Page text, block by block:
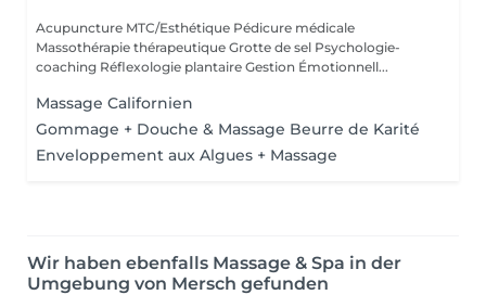
Acupuncture MTC/Esthétique Pédicure médicale
Massothérapie thérapeutique Grotte de sel Psychologie-
coaching Réflexologie plantaire Gestion Émotionnell...
Massage Californien
Gommage + Douche & Massage Beurre de Karité
Enveloppement aux Algues + Massage
Wir haben ebenfalls Massage & Spa in der
Umgebung von Mersch gefunden